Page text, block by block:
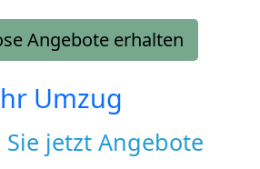
Angebote erhalten
Umzug
Sie jetzt Angebote